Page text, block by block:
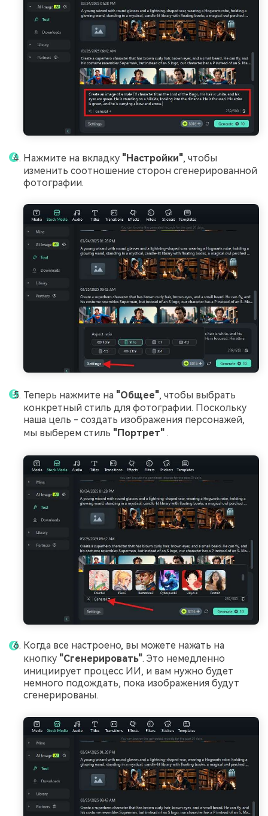
Нажмите на вкладку "Настройки", чтобы
изменить соотношение сторон сгенерированной
фотографии.
Теперь нажмите на "Общее", чтобы выбрать
конкретный стиль для фотографии. Поскольку
наша цель - создать изображения персонажей,
мы выберем стиль "Портрет" .
Когда все настроено, вы можете нажать на
кнопку "Сгенерировать". Это немедленно
инициирует процесс ИИ, и вам нужно будет
немного подождать, пока изображения будут
сгенерированы.